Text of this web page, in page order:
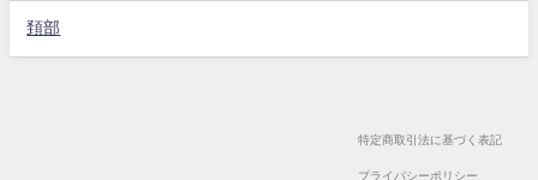
頚部
特定商取引法に基づく表記
プライバシーポリシー